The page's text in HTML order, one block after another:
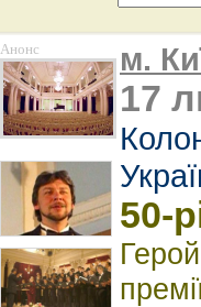
Анонс м.
17
50-